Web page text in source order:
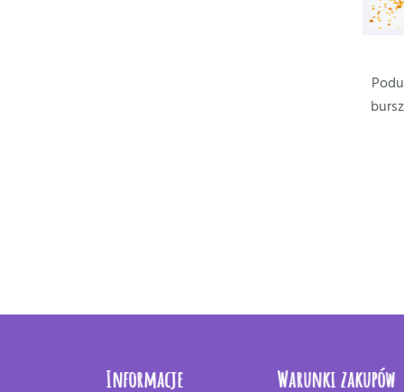
Informacje Warunki zakupów